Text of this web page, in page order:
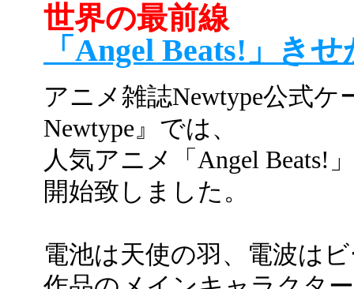
世界の最前線
「Angel Beats!」き
アニメ雑誌Newtype公式
Newtype』では、
人気アニメ「Angel Beats!
開始致しました。
電池は天使の羽、電波は